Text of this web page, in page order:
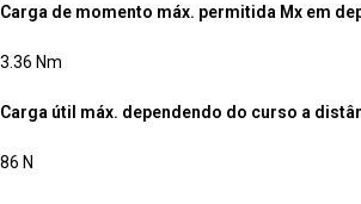
Carga de momento máx. permitida Mx em
3.36 Nm
Carga útil máx. dependendo do curso a
86 N